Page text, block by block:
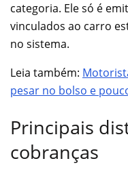
categoria. Ele só é
vinculados ao carro
no sistema.
Leia também:
pesar no bolso e
Principais
cobranças